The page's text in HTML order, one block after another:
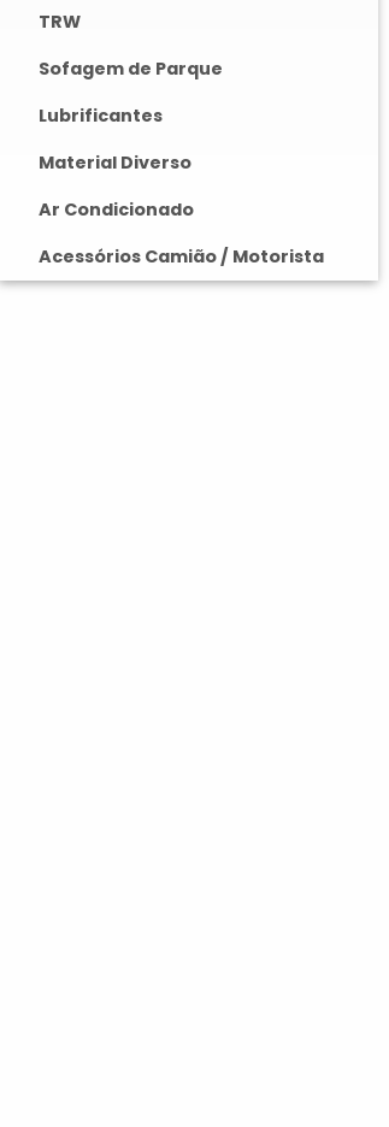
TRW
Sofagem de Parque
Lubrificantes
Material Diverso
Ar Condicionado
Acessórios Camião / Motorista